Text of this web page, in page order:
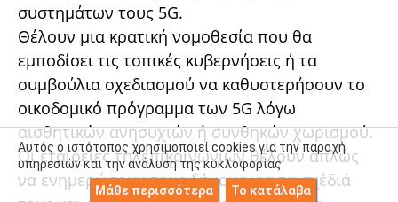
συστημάτων τους 5G.
Θέλουν μια κρατική νομοθεσία που θα
εμποδίσει τις τοπικές κυβερνήσεις ή τα
συμβούλια σχεδιασμού να καθυστερήσουν το
οικοδομικό πρόγραμμα των 5G λόγω
αισθητικών ανησυχιών ή συνθηκών χωρισμού.
Οι εταιρείες τηλεπικοινωνιών θέλουν απλώς
να ενημερώσουν τους δήμους για τα σχέδιά
Αυτός ο ιστότοπος χρησιμοποιεί cookies για την παροχή
υπηρεσιών και την ανάλυση της κυκλοφορίας
Μάθε περισσότερα
Το κατάλαβα